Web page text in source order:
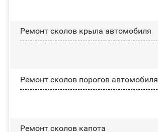
Ремонт сколов крыла автомобиля
Ремонт сколов порогов автомобиля
Ремонт сколов капота